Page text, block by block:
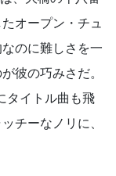
オープン・チュ
のに難しさを一
彼の巧みさだ。
タイトル曲も飛
チーなノリに、